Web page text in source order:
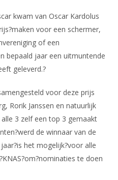
kwam van Oscar Kardolus
voor een schermer,
of een
bepaald jaar een uitmuntende
geleverd.?
voor deze prijs
Rorik Janssen en natuurlijk
3 zelf een top 3 gemaakt
de winnaar van de
het mogelijk?voor alle
te doen